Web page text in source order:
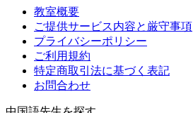
教室概要
ご提供サービス内容と厳守事項
プライバシーポリシー
ご利用規約
特定商取引法に基づく表記
お問合わせ